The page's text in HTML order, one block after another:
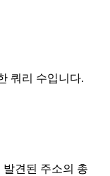
쿼리 수입니다.
견된 주소의 총